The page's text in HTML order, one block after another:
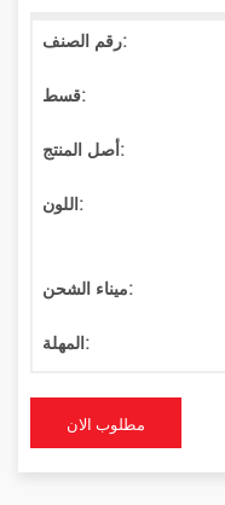
رقم الصنف:
قسط:
أصل المنتج:
اللون:
ميناء الشحن:
المهلة:
مطلوب الان